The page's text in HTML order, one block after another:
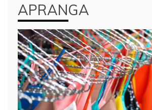
APRANGA